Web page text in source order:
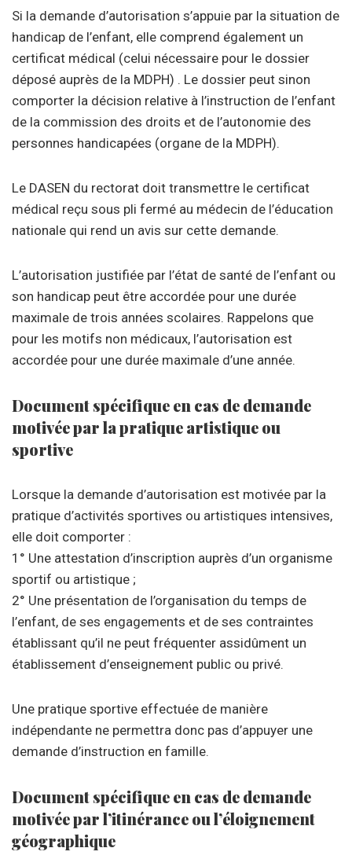
Si la demande d’autorisation s’appuie par la situation de
handicap de l’enfant, elle comprend également un
certificat médical (celui nécessaire pour le dossier
déposé auprès de la MDPH) . Le dossier peut sinon
comporter la décision relative à l’instruction de l’enfant
de la commission des droits et de l’autonomie des
personnes handicapées (organe de la MDPH).
Le DASEN du rectorat doit transmettre le certificat
médical reçu sous pli fermé au médecin de l’éducation
nationale qui rend un avis sur cette demande.
L’autorisation justifiée par l’état de santé de l’enfant ou
son handicap peut être accordée pour une durée
maximale de trois années scolaires. Rappelons que
pour les motifs non médicaux, l’autorisation est
accordée pour une durée maximale d’une année.
Document spécifique en cas de demande
motivée par la pratique artistique ou
sportive
Lorsque la demande d’autorisation est motivée par la
pratique d’activités sportives ou artistiques intensives,
elle doit comporter :
1° Une attestation d’inscription auprès d’un organisme
sportif ou artistique ;
2° Une présentation de l’organisation du temps de
l’enfant, de ses engagements et de ses contraintes
établissant qu’il ne peut fréquenter assidûment un
établissement d’enseignement public ou privé.
Une pratique sportive effectuée de manière
indépendante ne permettra donc pas d’appuyer une
demande d’instruction en famille.
Document spécifique en cas de demande
motivée par l’itinérance ou l’éloignement
géographique